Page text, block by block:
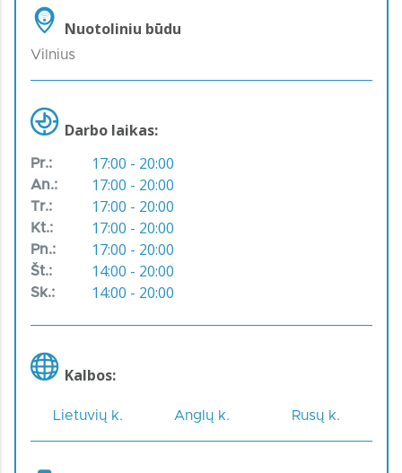
Nuotoliniu būdu
Vilnius
Darbo laikas:
Pr.: 17:00 - 20:00
An.: 17:00 - 20:00
Tr.: 17:00 - 20:00
Kt.: 17:00 - 20:00
Pn.: 17:00 - 20:00
Št.: 14:00 - 20:00
Sk.: 14:00 - 20:00
Kalbos:
Lietuvių k. Anglų k. Rusų k.